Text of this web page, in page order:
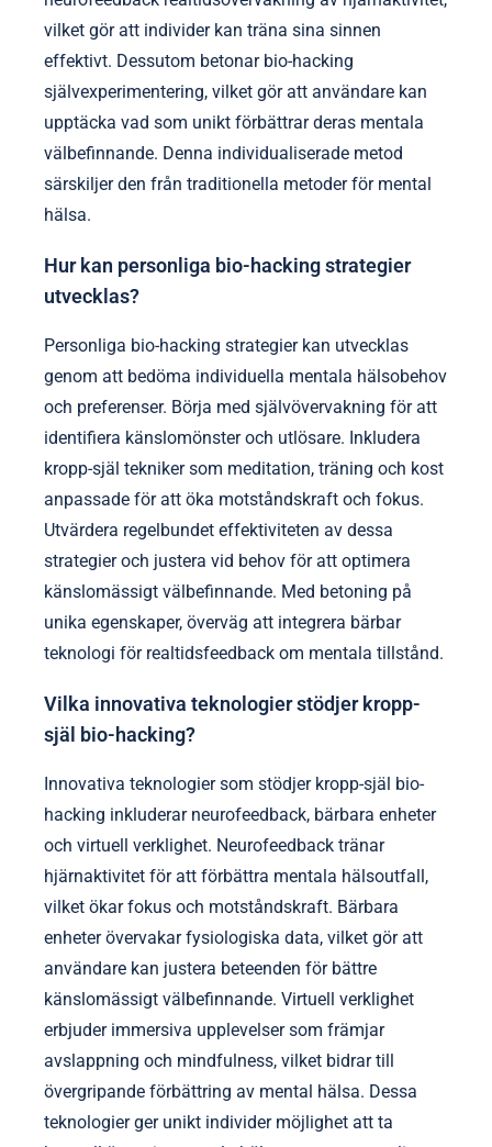
vilket gör att individer kan träna sina sinnen
effektivt. Dessutom betonar bio-hacking
självexperimentering, vilket gör att användare kan
upptäcka vad som unikt förbättrar deras mentala
välbefinnande. Denna individualiserade metod
särskiljer den från traditionella metoder för mental
hälsa.
Hur kan personliga bio-hacking strategier
utvecklas?
Personliga bio-hacking strategier kan utvecklas
genom att bedöma individuella mentala hälsobehov
och preferenser. Börja med självövervakning för att
identifiera känslomönster och utlösare. Inkludera
kropp-själ tekniker som meditation, träning och kost
anpassade för att öka motståndskraft och fokus.
Utvärdera regelbundet effektiviteten av dessa
strategier och justera vid behov för att optimera
känslomässigt välbefinnande. Med betoning på
unika egenskaper, överväg att integrera bärbar
teknologi för realtidsfeedback om mentala tillstånd.
Vilka innovativa teknologier stödjer kropp-
själ bio-hacking?
Innovativa teknologier som stödjer kropp-själ bio-
hacking inkluderar neurofeedback, bärbara enheter
och virtuell verklighet. Neurofeedback tränar
hjärnaktivitet för att förbättra mentala hälsoutfall,
vilket ökar fokus och motståndskraft. Bärbara
enheter övervakar fysiologiska data, vilket gör att
användare kan justera beteenden för bättre
känslomässigt välbefinnande. Virtuell verklighet
erbjuder immersiva upplevelser som främjar
avslappning och mindfulness, vilket bidrar till
övergripande förbättring av mental hälsa. Dessa
teknologier ger unikt individer möjlighet att ta